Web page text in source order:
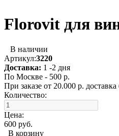
Florovit для
В наличии
Артикул:3220
Доставка: 1 -2 дня
По Москве - 500 р.
При заказе от 20.000 р. доставка
Количество:
Цена:
600 руб.
В корзину